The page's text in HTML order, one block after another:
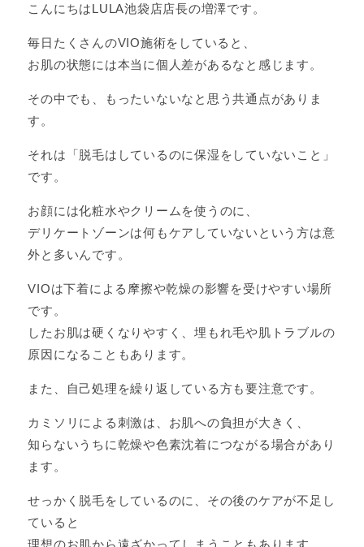
こんにちはLULA池袋店店長の増澤です。
毎日たくさんのVIO施術をしていると、
お肌の状態には本当に個人差があるなと感じます。
その中でも、もったいないなと思う共通点がありま
す。
それは「脱毛はしているのに保湿をしていないこと」
です。
お顔には化粧水やクリームを使うのに、
デリケートゾーンは何もケアしていないという方は意
外と多いんです。
VIOは下着による摩擦や乾燥の影響を受けやすい場所
です。
したお肌は硬くなりやすく、埋もれ毛や肌トラブルの
原因になることもあります。
また、自己処理を繰り返している方も要注意です。
カミソリによる刺激は、お肌への負担が大きく、
知らないうちに乾燥や色素沈着につながる場合があり
ます。
せっかく脱毛をしているのに、その後のケアが不足し
ていると
理想のお肌から遠ざかってしまうこともあります。